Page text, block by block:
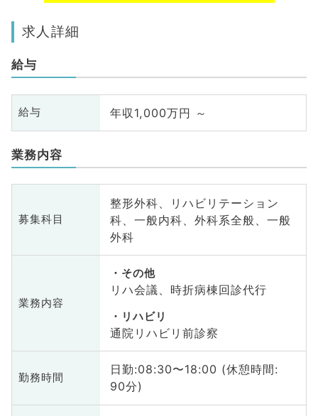
求人詳細
給与
給与 年収1,000万円 ～
業務内容
募集科目
整形外科、リハビリテーション
科、一般内科、外科系全般、一般
外科
業務内容
その他
リハ会議、時折病棟回診代行
リハビリ
通院リハビリ前診察
勤務時間
日勤:08:30〜18:00 (休憩時間:
90分)